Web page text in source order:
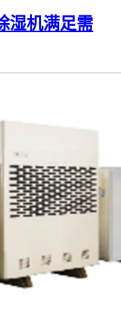
湿机满足需